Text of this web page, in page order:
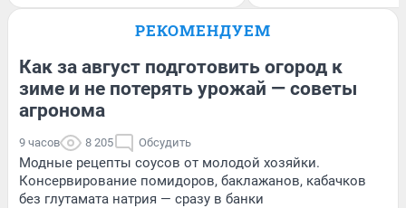
РЕКОМЕНДУЕМ
Как за август подготовить огород к
зиме и не потерять урожай — советы
агронома
9 часов 8 205 Обсудить
Модные рецепты соусов от молодой хозяйки.
Консервирование помидоров, баклажанов, кабачков
без глутамата натрия — сразу в банки